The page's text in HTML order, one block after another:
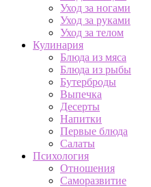
Уход за ногами
Уход за руками
Уход за телом
Кулинария
Блюда из мяса
Блюда из рыбы
Бутерброды
Выпечка
Десерты
Напитки
Первые блюда
Салаты
Психология
Отношения
Саморазвитие